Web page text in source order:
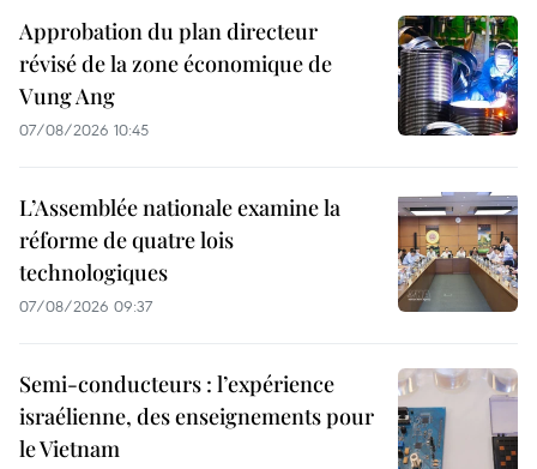
Approbation du plan directeur
révisé de la zone économique de
Vung Ang
07/08/2026 10:45
L’Assemblée nationale examine la
réforme de quatre lois
technologiques
07/08/2026 09:37
Semi-conducteurs : l’expérience
israélienne, des enseignements pour
le Vietnam